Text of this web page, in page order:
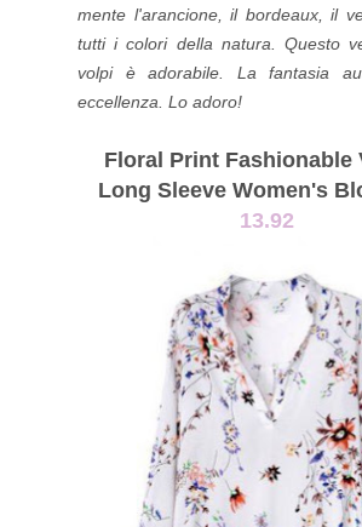
mente l'arancione, il bordeaux, il
tutti i colori della natura. Questo
volpi è adorabile. La fantasia
eccellenza. Lo adoro!
Floral Print Fashionable
Long Sleeve Women's
13.92